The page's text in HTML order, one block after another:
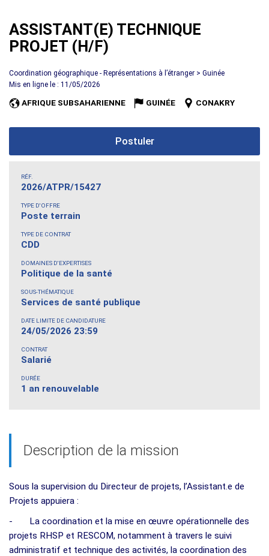
ASSISTANT(E) TECHNIQUE
PROJET (H/F)
Coordination géographique - Représentations à l’étranger > Guinée
Mis en ligne le : 11/05/2026
AFRIQUE SUBSAHARIENNE GUINÉE CONAKRY
Postuler
RÉF.
2026/ATPR/15427
TYPE D'OFFRE
Poste terrain
TYPE DE CONTRAT
CDD
DOMAINES D'EXPERTISES
Politique de la santé
SOUS-THÉMATIQUE
Services de santé publique
DATE LIMITE DE CANDIDATURE
24/05/2026 23:59
CONTRAT
Salarié
DURÉE
1 an renouvelable
Description de la mission
Sous la supervision du Directeur de projets, l’Assistant.e de
Projets appuiera :
- La coordination et la mise en œuvre opérationnelle des
projets RHSP et RESCOM, notamment à travers le suivi
administratif et technique des activités, la coordination des